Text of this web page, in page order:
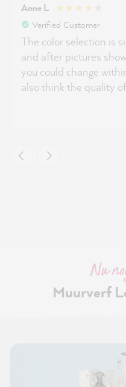
Anne L
Verified Customer
The color selection is
and after pictures
you could change
also think the quality
Nu
Muurverf